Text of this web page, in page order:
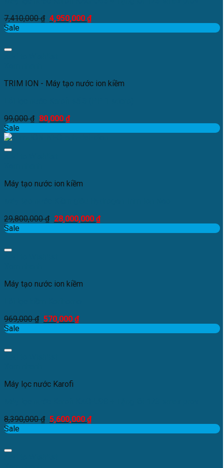
7,410,000₫ 4,950,000 ₫
Sale
TRIM ION - Máy tạo nước ion kiềm
99,000₫ 80,000 ₫
Sale
Máy tạo nước ion kiềm
29,800,000₫ 28,000,000 ₫
Sale
Máy tạo nước ion kiềm
969,000₫ 570,000 ₫
Sale
Máy lọc nước Karofi
8,390,000₫ 5,600,000 ₫
Sale